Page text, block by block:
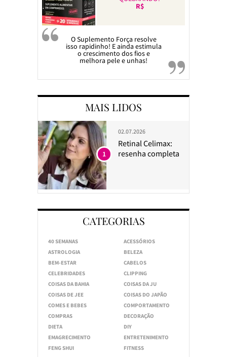
R$
O Suplemento Força resolve
isso rapidinho! E ainda estimula
o crescimento dos fios e
melhora pele e unhas!
MAIS LIDOS
02.07.2026
Retinal Celimax:
resenha completa
1
CATEGORIAS
40 SEMANAS
ACESSÓRIOS
ASTROLOGIA
BELEZA
BEM-ESTAR
CABELOS
CELEBRIDADES
CLIPPING
COISAS DA BAHIA
COISAS DA JU
COISAS DE JEE
COISAS DO JAPÃO
COMES E BEBES
COMPORTAMENTO
COMPRAS
DECORAÇÃO
DIETA
DIY
EMAGRECIMENTO
ENTRETENIMENTO
FENG SHUI
FITNESS